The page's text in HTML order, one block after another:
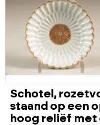
Schotel,
staand op een
hoog reliëf met